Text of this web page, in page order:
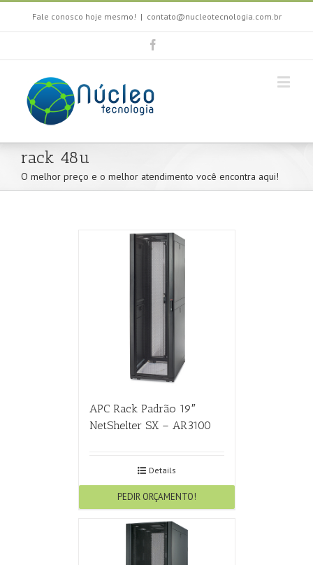
Fale conosco hoje mesmo! | contato@nucleotecnologia.com.br
rack 48u
O melhor preço e o melhor atendimento você encontra aqui!
APC Rack Padrão 19″
NetShelter SX – AR3100
Details
PEDIR ORÇAMENTO!